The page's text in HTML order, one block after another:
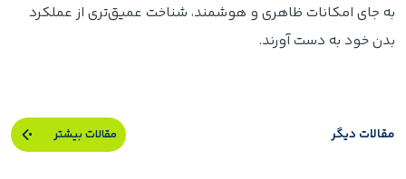
به جای امکانات ظاهری و هوشمند، شناخت عمیق‌تری از عملکرد
بدن خود به دست آورند.
مقالات دیگر مقالات بیشتر